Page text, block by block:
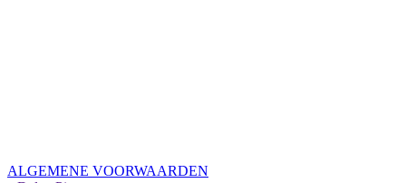
ALGEMENE VOORWAARDEN